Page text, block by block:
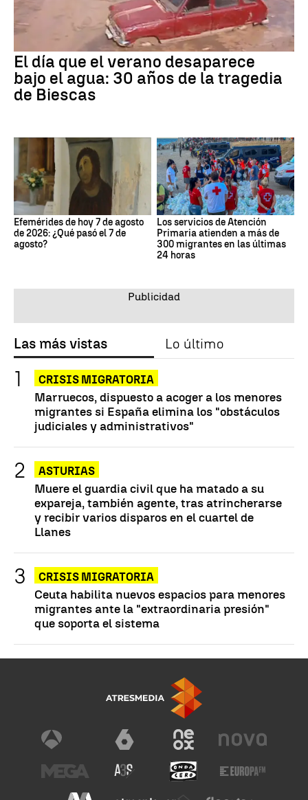
El día que el verano desaparece
bajo el agua: 30 años de la tragedia
de Biescas
Efemérides de hoy 7 de agosto
de 2026: ¿Qué pasó el 7 de
agosto?
Los servicios de Atención
Primaria atienden a más de
300 migrantes en las últimas
24 horas
Las más vistas Lo último
CRISIS MIGRATORIA
Marruecos, dispuesto a acoger a los menores
migrantes si España elimina los "obstáculos
judiciales y administrativos"
ASTURIAS
Muere el guardia civil que ha matado a su
expareja, también agente, tras atrincherarse
y recibir varios disparos en el cuartel de
Llanes
CRISIS MIGRATORIA
Ceuta habilita nuevos espacios para menores
migrantes ante la "extraordinaria presión"
que soporta el sistema